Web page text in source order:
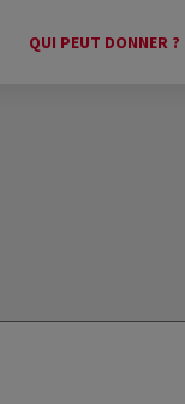
QUI PEUT DONNER ?